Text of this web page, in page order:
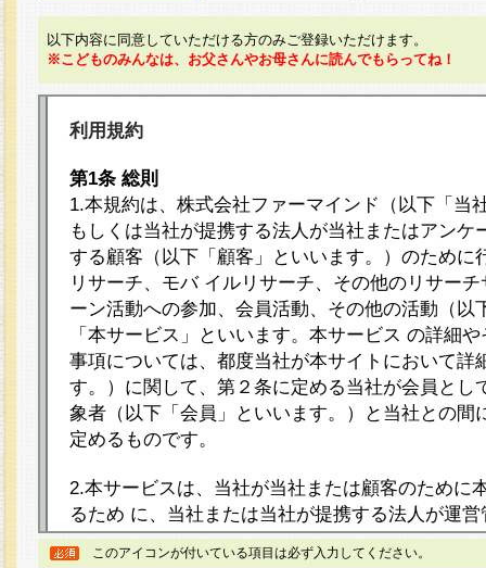
以下内容に同意していただける方のみご登録いただけます。
※こどものみんなは、お父さんやお母さんに読んでもらってね！
利用規約
第1条 総則
1.本規約は、株式会社ファーマインド（以下「当
もしくは当社が提携する法人が当社またはアンケ
する顧客（以下「顧客」といいます。）のために
リサーチ、モバ イルリサーチ、その他のリサー
ーン活動への参加、会員活動、その他の活動（以
「本サービス」といいます。本サービス の詳細
事項については、都度当社が本サイトにおいて詳
す。）に関して、第２条に定める当社が会員とし
象者（以下「会員」といいます。）と当社との間
定めるものです。
2.本サービスは、当社が当社または顧客のために
るため に、当社または当社が提携する法人が運
ト（以下「本サイト」といいます。）上に本サー
このアイコンが付いている項目は必ず入力してください。